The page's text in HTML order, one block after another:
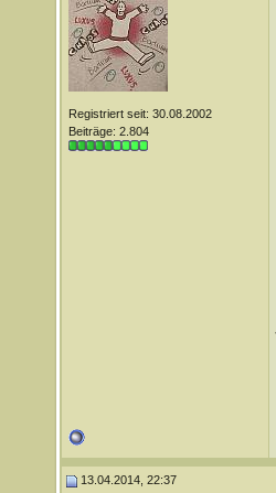
Registriert seit: 30.08.2002
Beiträge: 2.804
13.04.2014, 22:37